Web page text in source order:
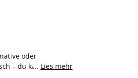
oder
– du kannst deine
... Lies mehr